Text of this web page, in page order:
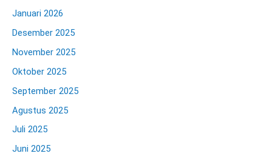
Januari 2026
Desember 2025
November 2025
Oktober 2025
September 2025
Agustus 2025
Juli 2025
Juni 2025